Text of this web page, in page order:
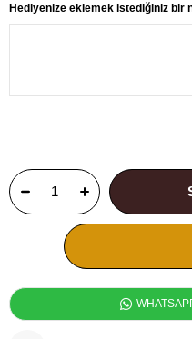
Hediyenize eklemek istediğiniz bir